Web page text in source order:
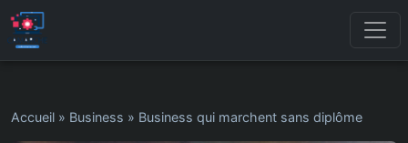
Accueil » Business » Business qui marchent sans diplôme